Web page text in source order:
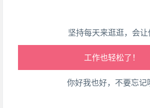
坚持每天来逛逛，会让
腰也不酸了！
工作也轻松了！
你好我也好，不要忘记